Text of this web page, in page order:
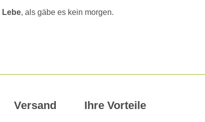
Lebe, als gäbe es kein morgen.
Versand Ihre Vorteile